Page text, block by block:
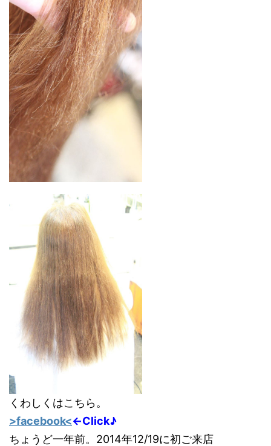
くわしくはこちら。
>facebook<←Click♪
ちょうど一年前。2014年12/19に初ご来店